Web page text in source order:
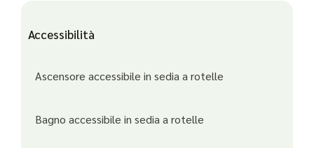
Accessibilità
Ascensore accessibile in sedia a rotelle
Bagno accessibile in sedia a rotelle